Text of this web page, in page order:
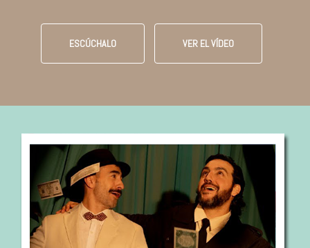
ESCÚCHALO VER EL VÍDEO